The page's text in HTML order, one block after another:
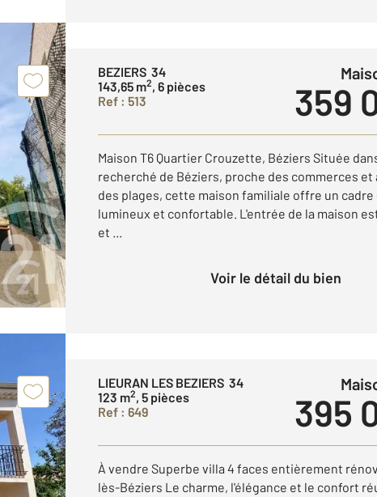
BEZIERS 34
143,65 m2, 6 pièces
Ref : 513
359
Maison T6 Quartier Crouzette, Béziers Située
recherché de Béziers, proche des commerces et
des plages, cette maison familiale offre un cadre
lumineux et confortable. L'entrée de la maison
et ...
Voir le détail du bien
LIEURAN LES BEZIERS 34
123 m2, 5 pièces
Ref : 649
395
À vendre Superbe villa 4 faces entièrement
lès-Béziers Le charme, l'élégance et le confort